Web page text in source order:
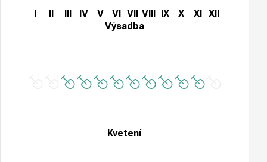
Drobná ovoce
I
II III IV V VI VII VIII IX X XI
XII
Výsadba
Kvetení